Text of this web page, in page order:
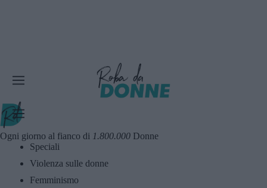
Ogni giorno al fianco di 1.800.000 Donne
Speciali
Violenza sulle donne
Femminismo